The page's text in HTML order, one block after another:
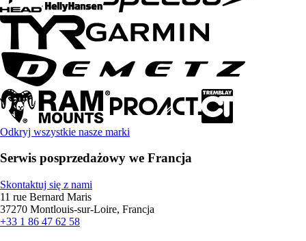
Odkryj wszystkie nasze marki
Serwis posprzedażowy we Francja
Skontaktuj się z nami
11 rue Bernard Maris
37270 Montlouis-sur-Loire, Francja
+33 1 86 47 62 58